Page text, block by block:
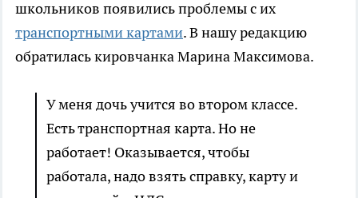
школьников появились проблемы с их
транспортными картами. В нашу редакцию
обратилась кировчанка Марина Максимова.
У меня дочь учится во втором классе.
Есть транспортная карта. Но не
работает! Оказывается, чтобы
работала, надо взять справку, карту и